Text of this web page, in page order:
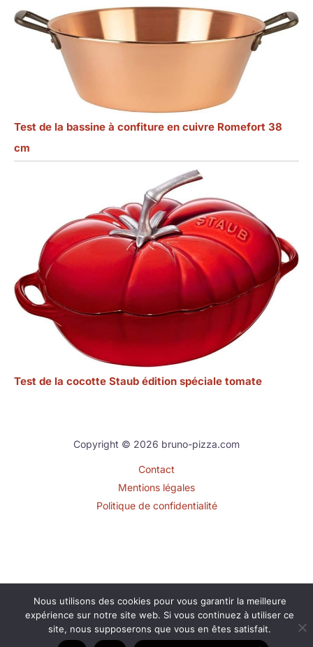
Test de la bassine à confiture en cuivre Romefort 38
cm
Test de la cocotte Staub édition spéciale tomate
Copyright © 2026 bruno-pizza.com
Contact
Mentions légales
Politique de confidentialité
Nous utilisons des cookies pour vous garantir la meilleure
expérience sur notre site web. Si vous continuez à utiliser ce
site, nous supposerons que vous en êtes satisfait.